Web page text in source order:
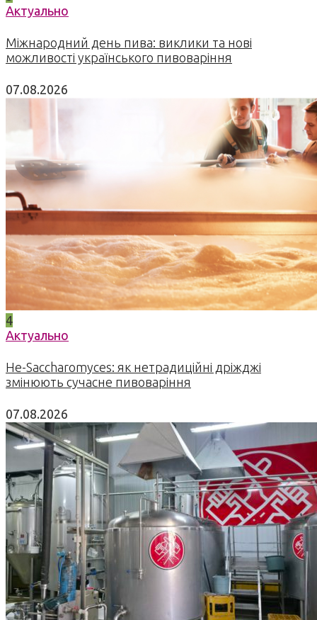
Актуально
Міжнародний день пива: виклики та нові
можливості українського пивоваріння
07.08.2026
4
Актуально
Не-Saccharomyces: як нетрадиційні дріжджі
змінюють сучасне пивоваріння
07.08.2026